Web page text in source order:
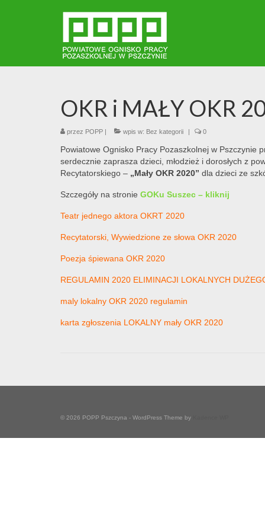
OKR i MAŁY OKR
przez POPP | wpis w: Bez kategorii | 0
Powiatowe Ognisko Pracy Pozaszkolnej w Pszczynie
serdecznie zaprasza dzieci, młodzież i dorosłych z
Recytatorskiego – „Mały OKR 2020” dla dzieci ze
Szczegóły na stronie GOKu Suszec – kliknij
Teatr jednego aktora OKRT 2020
Recytatorski, Wywiedzione ze słowa OKR 2020
Poezja śpiewana OKR 2020
REGULAMIN 2020 ELIMINACJI LOKALNYCH
maly lokalny OKR 2020 regulamin
karta zgłoszenia LOKALNY mały OKR 2020
© 2026 POPP Pszczyna - WordPress Theme by